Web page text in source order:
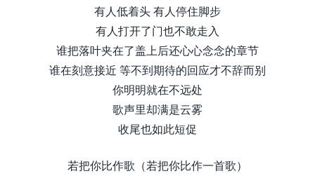
有人低着头 有人停住脚步
有人打开了门也不敢走入
谁把落叶夹在了盖上后还心心念念的章节
谁在刻意接近 等不到期待的回应才不辞而别
你明明就在不远处
歌声里却满是云雾
收尾也如此短促
若把你比作歌（若把你比作一首歌）